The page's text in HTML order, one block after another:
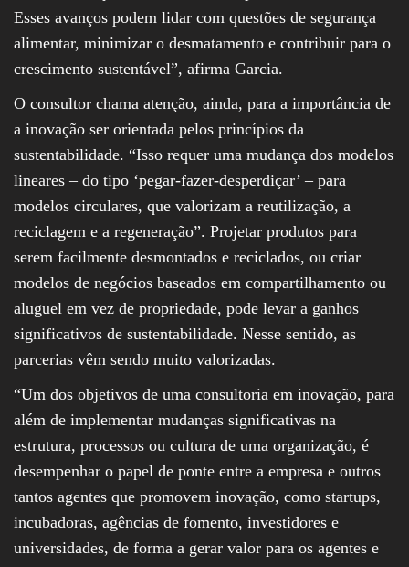
Esses avanços podem lidar com questões de segurança
alimentar, minimizar o desmatamento e contribuir para o
crescimento sustentável”, afirma Garcia.
O consultor chama atenção, ainda, para a importância de
a inovação ser orientada pelos princípios da
sustentabilidade. “Isso requer uma mudança dos modelos
lineares – do tipo ‘pegar-fazer-desperdiçar’ – para
modelos circulares, que valorizam a reutilização, a
reciclagem e a regeneração”. Projetar produtos para
serem facilmente desmontados e reciclados, ou criar
modelos de negócios baseados em compartilhamento ou
aluguel em vez de propriedade, pode levar a ganhos
significativos de sustentabilidade. Nesse sentido, as
parcerias vêm sendo muito valorizadas.
“Um dos objetivos de uma consultoria em inovação, para
além de implementar mudanças significativas na
estrutura, processos ou cultura de uma organização, é
desempenhar o papel de ponte entre a empresa e outros
tantos agentes que promovem inovação, como startups,
incubadoras, agências de fomento, investidores e
universidades, de forma a gerar valor para os agentes e